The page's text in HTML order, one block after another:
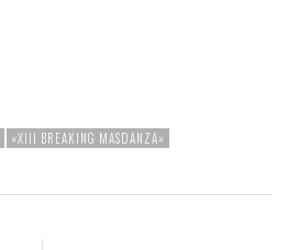
«XIII BREAKING MASDANZA»